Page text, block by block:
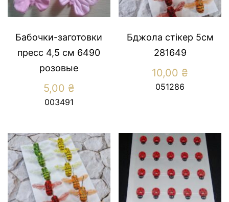
Бабочки-заготовки
пресс 4,5 см 6490
розовые
5,00 ₴
003491
Бджола стікер 5см
281649
10,00 ₴
051286